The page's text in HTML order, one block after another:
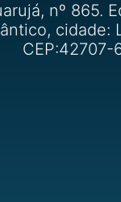
nº 865.
cidade:
CEP:42707-